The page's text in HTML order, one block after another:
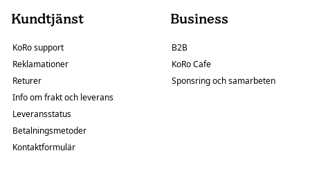
Kundtjänst
KoRo support
Reklamationer
Returer
Info om frakt och leverans
Leveransstatus
Betalningsmetoder
Kontaktformulär
Business
B2B
KoRo Cafe
Sponsring och samarbeten